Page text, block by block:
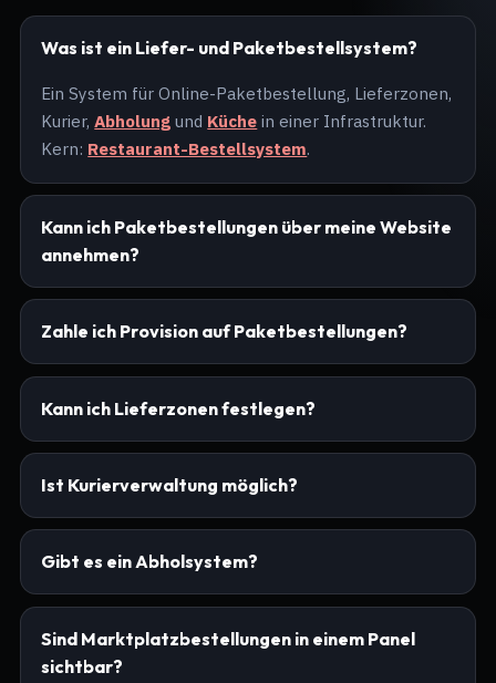
Was ist ein Liefer- und Paketbestellsystem?
Ein System für Online-Paketbestellung, Lieferzonen,
Kurier,Abholung und Küche in einer Infrastruktur.
Kern: Restaurant-Bestellsystem.
Kann ich Paketbestellungen über meine Website
annehmen?
Zahle ich Provision auf Paketbestellungen?
Kann ich Lieferzonen festlegen?
Ist Kurierverwaltung möglich?
Gibt es ein Abholsystem?
Sind Marktplatzbestellungen in einem Panel
sichtbar?